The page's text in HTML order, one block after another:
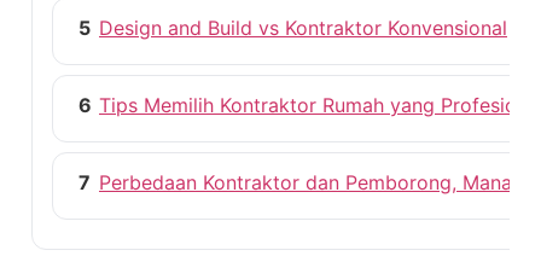
5 Design and Build vs Kontraktor Konvensional
6 Tips Memilih Kontraktor Rumah yang
7 Perbedaan Kontraktor dan Pemborong, Mana